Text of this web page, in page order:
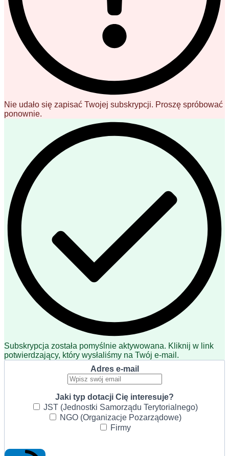
Nie udało się zapisać Twojej subskrypcji. Proszę spróbować
ponownie.
Subskrypcja została pomyślnie aktywowana. Kliknij w link
potwierdzający, który wysłaliśmy na Twój e-mail.
Adres e-mail
Jaki typ dotacji Cię interesuje?
JST (Jednostki Samorządu Terytorialnego)
NGO (Organizacje Pozarządowe)
Firmy